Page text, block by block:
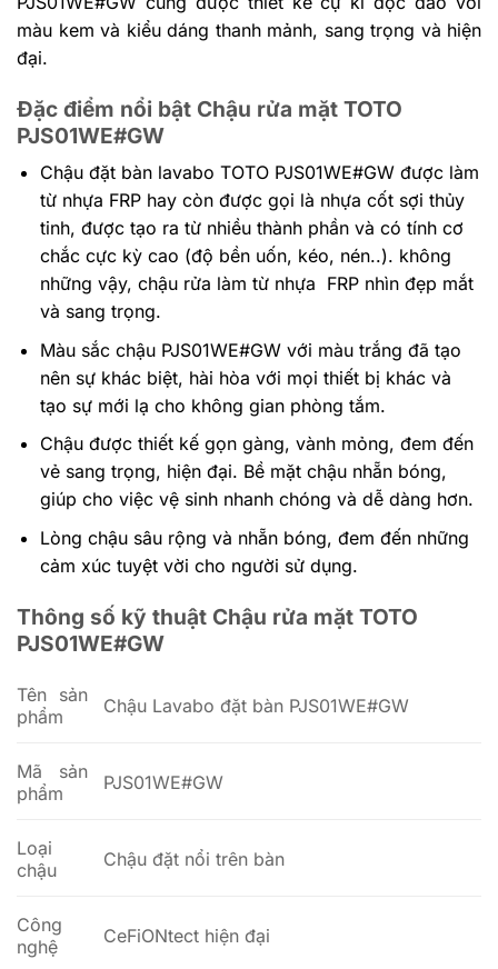
màu kem và kiểu dáng thanh mảnh, sang trọng và hiện
đại.
Đặc điểm nổi bật Chậu rửa mặt TOTO
PJS01WE#GW
Chậu đặt bàn lavabo TOTO PJS01WE#GW được làm
từ nhựa FRP hay còn được gọi là nhựa cốt sợi thủy
tinh, được tạo ra từ nhiều thành phần và có tính cơ
chắc cực kỳ cao (độ bền uốn, kéo, nén..). không
những vậy, chậu rửa làm từ nhựa FRP nhìn đẹp mắt
và sang trọng.
Màu sắc chậu PJS01WE#GW với màu trắng đã tạo
nên sự khác biệt, hài hòa với mọi thiết bị khác và
tạo sự mới lạ cho không gian phòng tắm.
Chậu được thiết kế gọn gàng, vành mỏng, đem đến
vẻ sang trọng, hiện đại. Bề mặt chậu nhẵn bóng,
giúp cho việc vệ sinh nhanh chóng và dễ dàng hơn.
Lòng chậu sâu rộng và nhẵn bóng, đem đến những
cảm xúc tuyệt vời cho người sử dụng.
Thông số kỹ thuật Chậu rửa mặt TOTO
PJS01WE#GW
Tên sản
phẩm
Chậu Lavabo đặt bàn PJS01WE#GW
Mã sản
phẩm
PJS01WE#GW
Loại
chậu
Chậu đặt nổi trên bàn
Công
nghệ
CeFiONtect hiện đại